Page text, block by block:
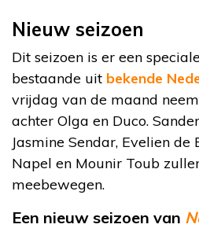
Nieuw seizoen
Dit seizoen is er een
bestaande uit bekende
vrijdag van de maand
achter Olga en Duco.
Jasmine Sendar, Evelien de
Napel en Mounir Toub
meebewegen.
Een nieuw seizoen van